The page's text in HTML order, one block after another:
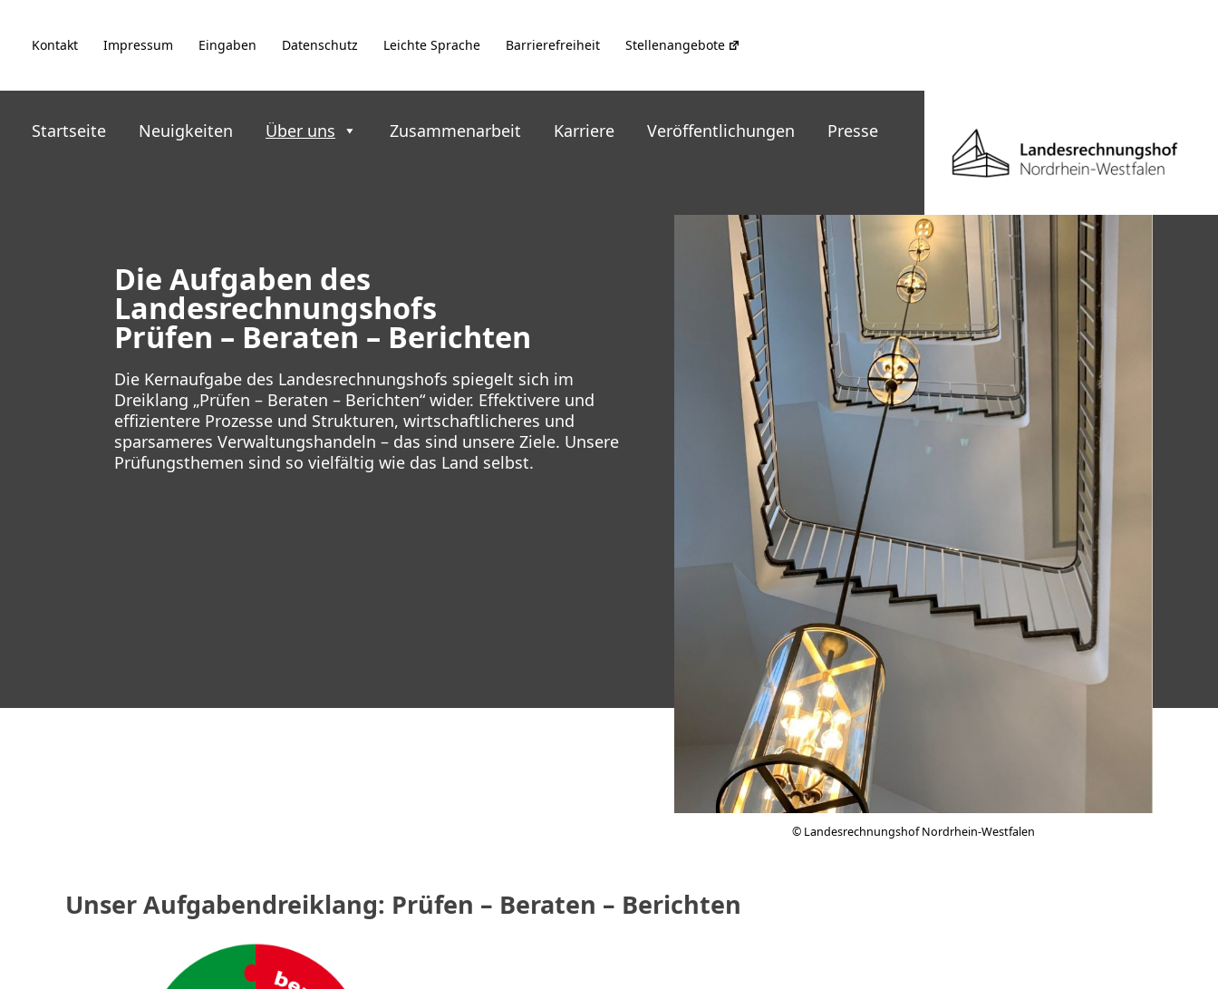
InhaltKontakt Impressum Eingaben Datenschutz Leichte Sprache Barrierefreiheit Stellenangebote
Startseite Neuigkeiten Über uns Zusammenarbeit Karriere Veröffentlichungen Presse
Die Aufgaben des
Landesrechnungshofs
Prüfen – Beraten – Berichten
Die Kernaufgabe des Landesrechnungshofs spiegelt sich im
Dreiklang „Prüfen – Beraten – Berichten“ wider. Effektivere und
effizientere Prozesse und Strukturen, wirtschaftlicheres und
sparsameres Verwaltungshandeln – das sind unsere Ziele. Unsere
Prüfungsthemen sind so vielfältig wie das Land selbst.
© Landesrechnungshof Nordrhein-Westfalen
Unser Aufgabendreiklang: Prüfen – Beraten – Berichten